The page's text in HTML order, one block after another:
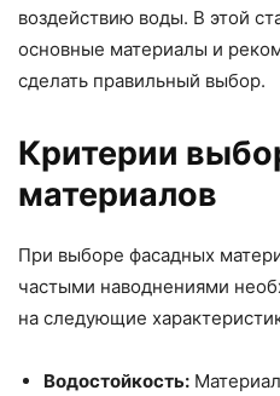
воздействию воды. В этой
основные материалы и
сделать правильный выбор.
Критерии
материалов
При выборе фасадных
частыми наводнениями
на следующие
Водостойкость: